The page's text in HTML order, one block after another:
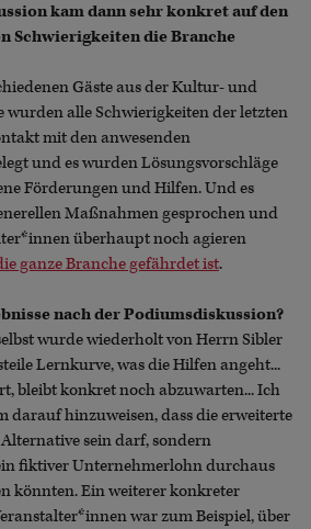
kam dann sehr konkret auf den
Schwierigkeiten die Branche
Gäste aus der Kultur- und
wurden alle Schwierigkeiten der letzten
mit den anwesenden
und es wurden Lösungsvorschläge
Förderungen und Hilfen. Und es
Maßnahmen gesprochen und
überhaupt noch agieren
ganze Branche gefährdet ist.
nach der Podiumsdiskussion?
wurde wiederholt von Herrn Sibler
Lernkurve, was die Hilfen angeht...
bleibt konkret noch abzuwarten... Ich
darauf hinzuweisen, dass die erweiterte
sein darf, sondern
fiktiver Unternehmerlohn durchaus
könnten. Ein weiterer konkreter
war zum Beispiel, über